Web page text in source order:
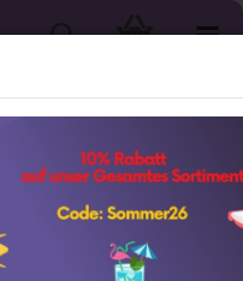
»
Kategorie
Duck Wing Baujahr
- Transparent Apple
30 Stück !!